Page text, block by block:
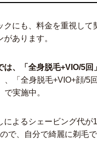
クにも、料金を重視して
あります。
は、「全身脱毛+VIO/5回
、「全身脱毛+VIO+顔/5
実施中。
によるシェービング代が
で、自分で綺麗に剃毛